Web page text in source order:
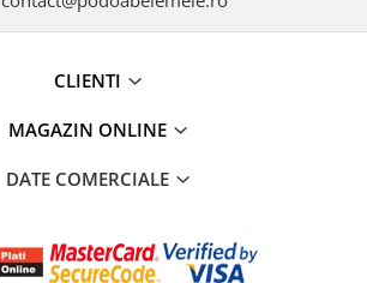
CLIENTI
MAGAZIN ONLINE
DATE COMERCIALE